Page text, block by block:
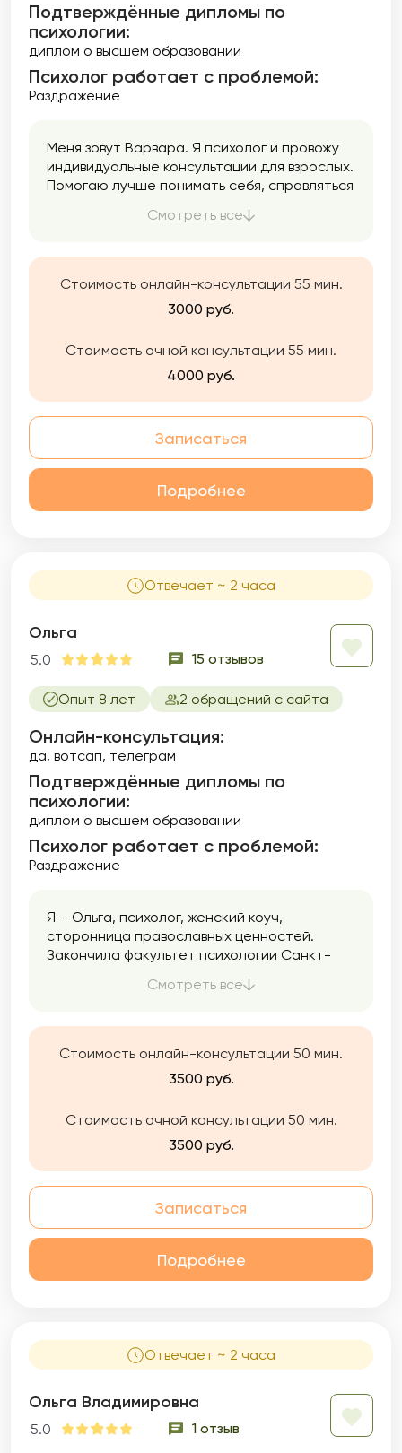
Подтверждённые дипломы по
психологии:
диплом о высшем образовании
Психолог работает с проблемой:
Раздражение
Меня зовут Варвара. Я психолог и провожу
индивидуальные консультации для взрослых.
Помогаю лучше понимать себя, справляться
находить опору и уверенность.
Смотреть все
Стоимость онлайн-консультации 55 мин.
3000 руб.
Стоимость очной консультации 55 мин.
4000 руб.
Записаться
Подробнее
Отвечает ~ 2 часа
Ольга
5.0 15 отзывов
Опыт 8 лет 2 обращений с сайта
Онлайн-консультация:
да, вотсап, телеграм
Подтверждённые дипломы по
психологии:
диплом о высшем образовании
Психолог работает с проблемой:
Раздражение
Я – Ольга, психолог, женский коуч,
сторонница православных ценностей.
Закончила факультет психологии Санкт-
того момента активно занимаюсь
Смотреть все
Стоимость онлайн-консультации 50 мин.
3500 руб.
Стоимость очной консультации 50 мин.
3500 руб.
Записаться
Подробнее
Отвечает ~ 2 часа
Ольга Владимировна
5.0 1 отзыв